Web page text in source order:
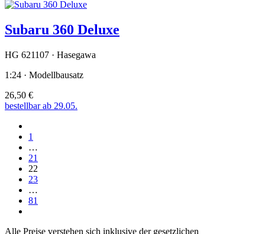
Subaru 360 Deluxe
HG 621107 · Hasegawa
1:24 · Modellbausatz
26,50 €
bestellbar ab 29.05.
1
…
21
22
23
…
81
Alle Preise verstehen sich inklusive der gesetzlichen